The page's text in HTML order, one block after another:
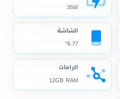
35W
الشاشة
6.77"
الرامات
12GB RAM